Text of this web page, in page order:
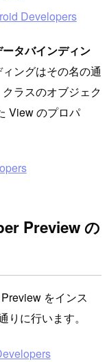
Developers
ータバインディン
ングはその名の通
ラスのオブジェク
View のプロパ
Preview の
をインス
りに行います。